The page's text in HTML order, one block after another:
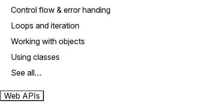
Control flow & error handing
Loops and iteration
Working with objects
Using classes
See all…
Web APIs